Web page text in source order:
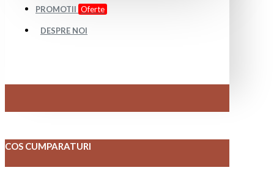
PROMOTII Oferte
DESPRE NOI
COS CUMPARATURI